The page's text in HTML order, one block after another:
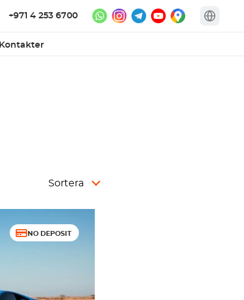
+971 4 253 6700
Kontakter
Sortera
NO DEPOSIT